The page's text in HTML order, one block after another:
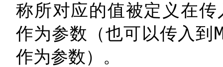
称所对应的值被定义在传
作为参数（也可以传入到
作为参数）。